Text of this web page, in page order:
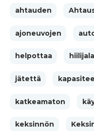
ahtauden
ajoneuvojen
helpottaa
jätettä
katkeamaton
keksinnön